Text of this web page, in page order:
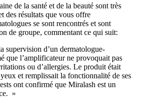
de la santé et de la beauté sont très
des résultats que vous offre
se sont rencontrés et sont
de groupe, commentant ce qui suit:
supervision d’un dermatologue-
que l’amplificateur ne provoquait pas
ou d’allergies. Le produit était
et remplissait la fonctionnalité de ses
ont confirmé que Miralash est un
»